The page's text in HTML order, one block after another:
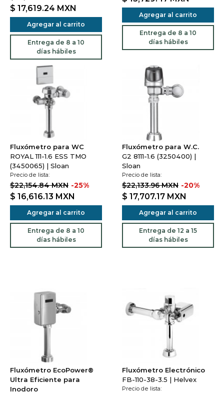
$ 17,619.24 MXN
Agregar al carrito
Entrega de 8 a 10
días hábiles
Agregar al carrito
Entrega de 8 a 10
días hábiles
Fluxómetro para WC
ROYAL 111-1.6 ESS TMO
(3450065) | Sloan
Precio de lista:
$22,154.84 MXN -25%
$ 16,616.13 MXN
Agregar al carrito
Entrega de 8 a 10
días hábiles
Fluxómetro para W.C.
G2 8111-1.6 (3250400) |
Sloan
Precio de lista:
$22,133.96 MXN -20%
$ 17,707.17 MXN
Agregar al carrito
Entrega de 12 a 15
días hábiles
Fluxómetro EcoPower®
Ultra Eficiente para
Inodoro
Fluxómetro Electrónico
FB-110-38-3.5 | Helvex
Precio de lista: